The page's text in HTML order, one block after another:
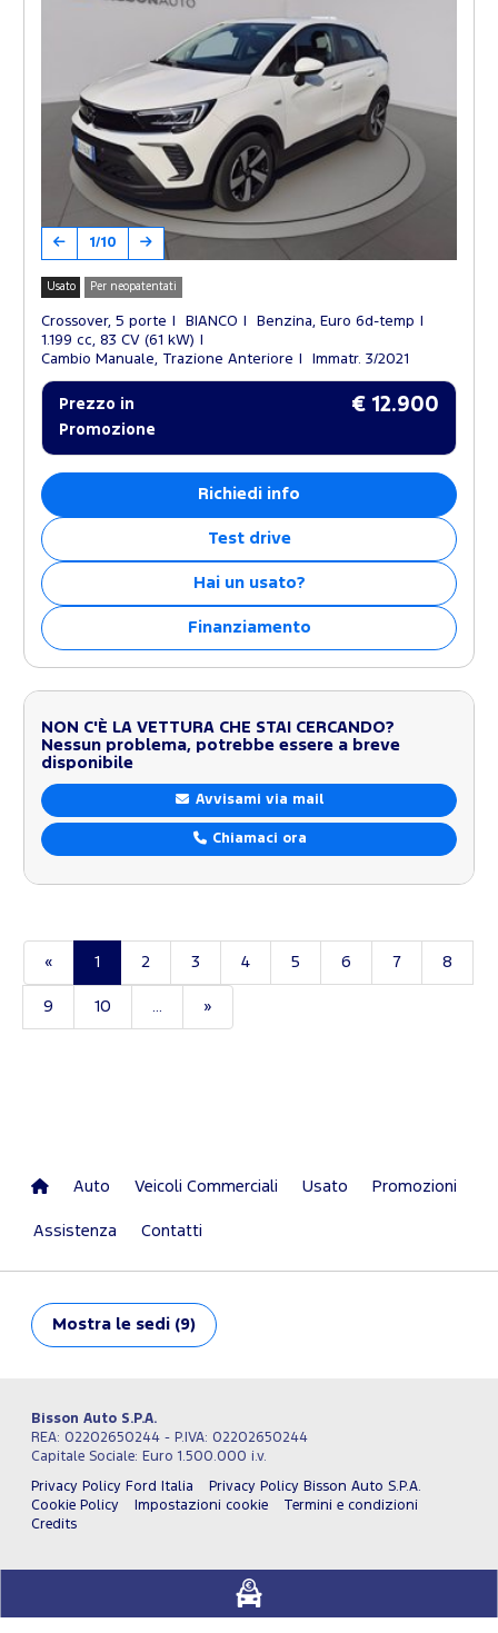
1/10
Usato Per neopatentati
Crossover, 5 porte BIANCO
Benzina, Euro 6d-temp
1.199 cc, 83 CV (61 kW)
Cambio Manuale, Trazione Anteriore
Immatr. 3/2021
Prezzo in
Promozione
€ 12.900
Richiedi info
Test drive
Hai un usato?
Finanziamento
NON C'È LA VETTURA CHE STAI CERCANDO?
Nessun problema, potrebbe essere a breve
disponibile
Avvisami via mail
Chiamaci ora
« 1 2 3 4 5 6 7 8
9 10 »
Auto Veicoli Commerciali Usato Promozioni
Assistenza Contatti
Mostra le sedi (9)
Bisson Auto S.P.A.
REA: 02202650244 - P.IVA: 02202650244
Capitale Sociale: Euro 1.500.000 i.v.
Privacy Policy Ford Italia
Privacy Policy Bisson Auto S.P.A.
Cookie Policy
Impostazioni cookie
Termini e condizioni
Credits